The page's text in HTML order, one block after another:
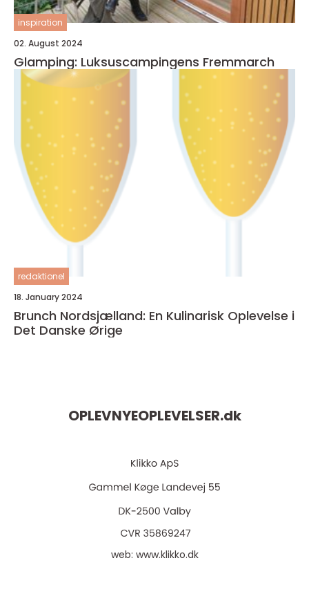
inspiration
02. August 2024
Glamping: Luksuscampingens Fremmarch
redaktionel
18. January 2024
Brunch Nordsjælland: En Kulinarisk Oplevelse i
Det Danske Ørige
OPLEVNYEOPLEVELSER.dk
web: www.klikko.dk